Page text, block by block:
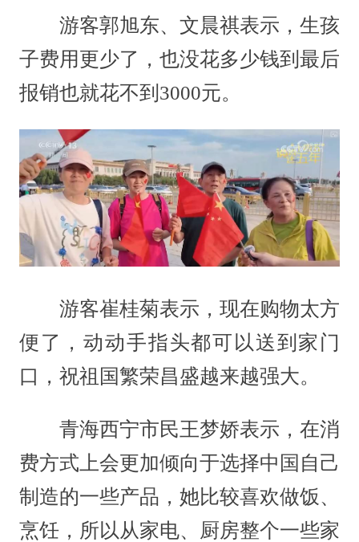
游客郭旭东、文晨祺表示，生孩
子费用更少了，也没花多少钱到最后
报销也就花不到3000元。
游客崔桂菊表示，现在购物太方
便了，动动手指头都可以送到家门
口，祝祖国繁荣昌盛越来越强大。
青海西宁市民王梦娇表示，在消
费方式上会更加倾向于选择中国自己
制造的一些产品，她比较喜欢做饭、
烹饪，所以从家电、厨房整个一些家